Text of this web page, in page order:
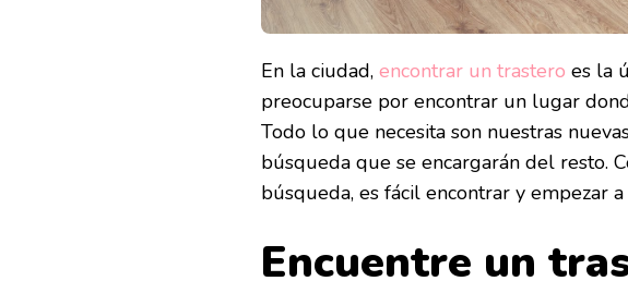
En la ciudad, encontrar un trastero es la
preocuparse por encontrar un lugar
Todo lo que necesita son nuestras
búsqueda que se encargarán del resto.
búsqueda, es fácil encontrar y empezar
Encuentre un